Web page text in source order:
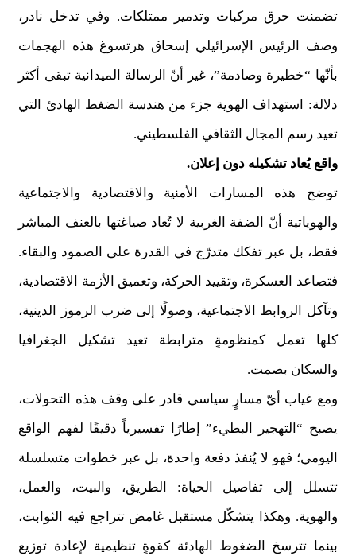
تضمنت حرق مركبات وتدمير ممتلكات. وفي تدخل نادر،
وصف الرئيس الإسرائيلي إسحاق هرتسوغ هذه الهجمات
بأنّها “خطيرة وصادمة”، غير أنّ الرسالة الميدانية تبقى أكثر
دلالة: استهداف الهوية جزء من هندسة الضغط الهادئ التي
تعيد رسم المجال الثقافي الفلسطيني.
واقع يُعاد تشكيله دون إعلان.
توضح هذه المسارات الأمنية والاقتصادية والاجتماعية
والهوياتية أنّ الضفة الغربية لا تُعاد صياغتها بالعنف المباشر
فقط، بل عبر تفكك متدرّج في القدرة على الصمود والبقاء.
فتصاعد العسكرة، وتقييد الحركة، وتعميق الأزمة الاقتصادية،
وتآكل الروابط الاجتماعية، وصولًا إلى ضرب الرموز الدينية،
كلها تعمل كمنظومةٍ مترابطة تعيد تشكيل الجغرافيا
والسكان بصمت.
ومع غياب أيّ مسارٍ سياسي قادر على وقف هذه التحولات،
يصبح “التهجير البطيء” إطارًا تفسيرياً دقيقًا لفهم الواقع
اليومي؛ فهو لا يُنفذ دفعة واحدة، بل عبر خطوات متسلسلة
تتسلل إلى تفاصيل الحياة: الطريق، والبيت، والعمل،
والهوية. وهكذا يتشكّل مستقبل غامض تتراجع فيه الثوابت،
بينما تترسخ الضغوط الهادئة كقوةٍ تنظيمية لإعادة توزيع